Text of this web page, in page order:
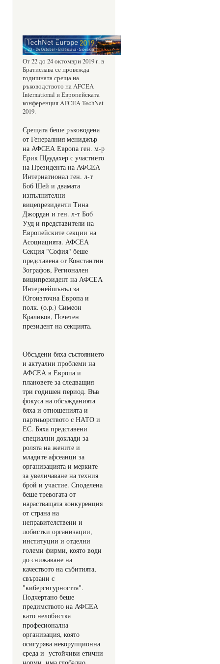
От 22 до 24 октомври 2019 г. в
Братислава се провежда
годишната среща на
ръководството на AFCEA
International и Европейската
конференция AFCEA TechNet
2019.
Срещата беше ръководена
от Генералния мениджър
на АФСЕА Европа ген. м-р
Ерик Щаудахер с участието
на Президента на АФСЕА
Интернатионал ген. л-т
Боб Шей и двамата
изпълнителни
вицепрезиденти Тина
Джордан и ген. л-т Боб
Ууд и представители на
Европейските секции на
Асоциацията. АФСЕА
Секция "София" беше
представена от Константин
Зографов, Регионален
виципрезидент на АФСЕА
Интернейшънъл за
Югоизточна Европа и
полк. (о.р.) Симеон
Краликов, Почетен
президент на секцията.
Обсъдени бяха състоянието
и актуални проблеми на
АФСЕА в Европа и
плановете за следващия
три годишен период. Във
фокуса на обсъжданията
бяха и отношенията и
партньорството с НАТО и
ЕС. Бяха представени
специални доклади за
ролята на жените и
младите афсеанци за
организацията и мерките
за увеличаване на техния
брой и участие. Споделена
беше тревогата от
нарастващата конкуренция
от страна на
неправителствени и
лобистки организации,
институции и отделни
големи фирми, която води
до снижаване на
качеството на събитията,
свързани с
"киберсигурността".
Подчертано беше
предимството на АФСЕА
като нелобистка
професионална
организация, която
осигурява некорупционна
среда и  устойчиви етични